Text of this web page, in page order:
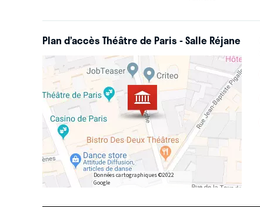
Plan d’accès Théâtre de Paris - Salle Réjane
Données cartographiques ©2022
Google